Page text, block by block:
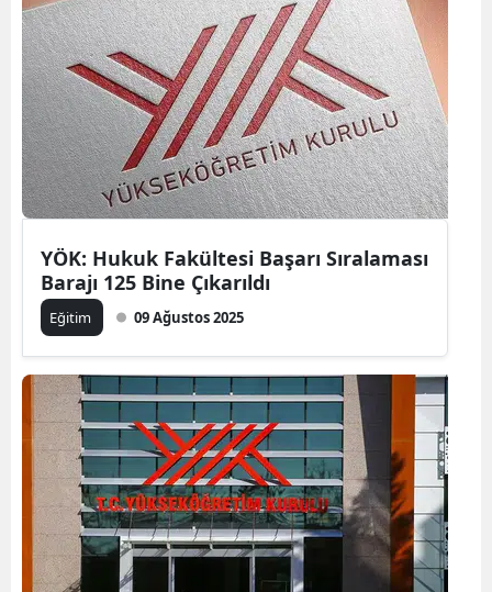
YÖK: Hukuk Fakültesi Başarı Sıralaması
Barajı 125 Bine Çıkarıldı
Eğitim 09 Ağustos 2025